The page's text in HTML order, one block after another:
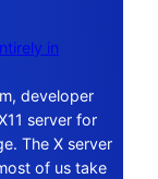
in
developer
server for
The X server
of us take